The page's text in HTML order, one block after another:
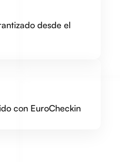
desde el
con EuroCheckin